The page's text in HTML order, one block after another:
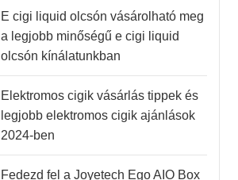
E cigi liquid olcsón vásárolható meg
a legjobb minőségű e cigi liquid
olcsón kínálatunkban
Elektromos cigik vásárlás tippek és
legjobb elektromos cigik ajánlások
2024-ben
Fedezd fel a Joyetech Ego AIO Box